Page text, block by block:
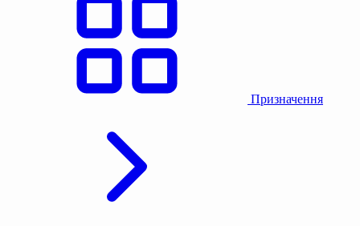
Призначення